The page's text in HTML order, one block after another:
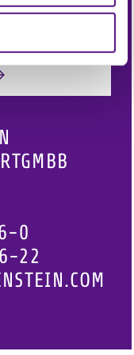
0
22